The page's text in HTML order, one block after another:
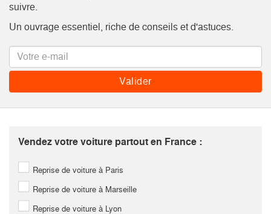
suivre.
Un ouvrage essentiel, riche de conseils et d'astuces.
Vendez votre voiture partout en France :
Reprise de voiture à Paris
Reprise de voiture à Marseille
Reprise de voiture à Lyon